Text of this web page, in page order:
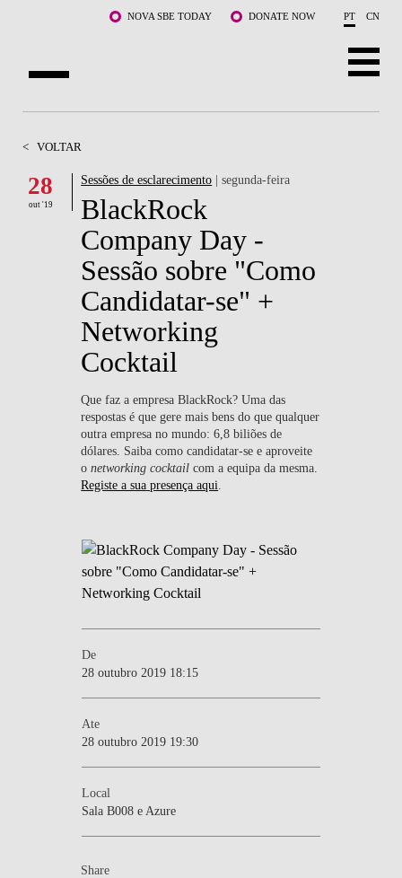
Saltar para o conteúdo principalNOVA SBE TODAY DONATE NOW PT CN
DOCENTES E INVESTIGAÇÃO
COMUNIDADE
WHAT'S HAPPENING
< VOLTAR
28
out '19
Sessões de esclarecimento | segunda-feira
BlackRock
Company Day -
Sessão sobre "Como
Candidatar-se" +
Networking
Cocktail
Que faz a empresa BlackRock? Uma das
respostas é que gere mais bens do que qualquer
outra empresa no mundo: 6,8 biliões de
dólares. Saiba como candidatar-se e aproveite
onetworking cocktail com a equipa da mesma.
Registe a sua presença aqui
De
28 outubro 2019 18:15
Ate
28 outubro 2019 19:30
Local
Sala B008 e Azure
Share